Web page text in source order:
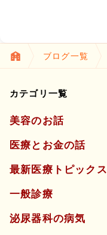
ブログ一覧
カテゴリ一覧
美容のお話
医療とお金の話
最新医療トピックス
一般診療
泌尿器科の病気